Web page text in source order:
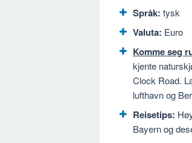
Språk: tysk
Valuta: Euro
Komme seg
kjente
Clock Road.
lufthavn og
Reisetips:
Bayern og